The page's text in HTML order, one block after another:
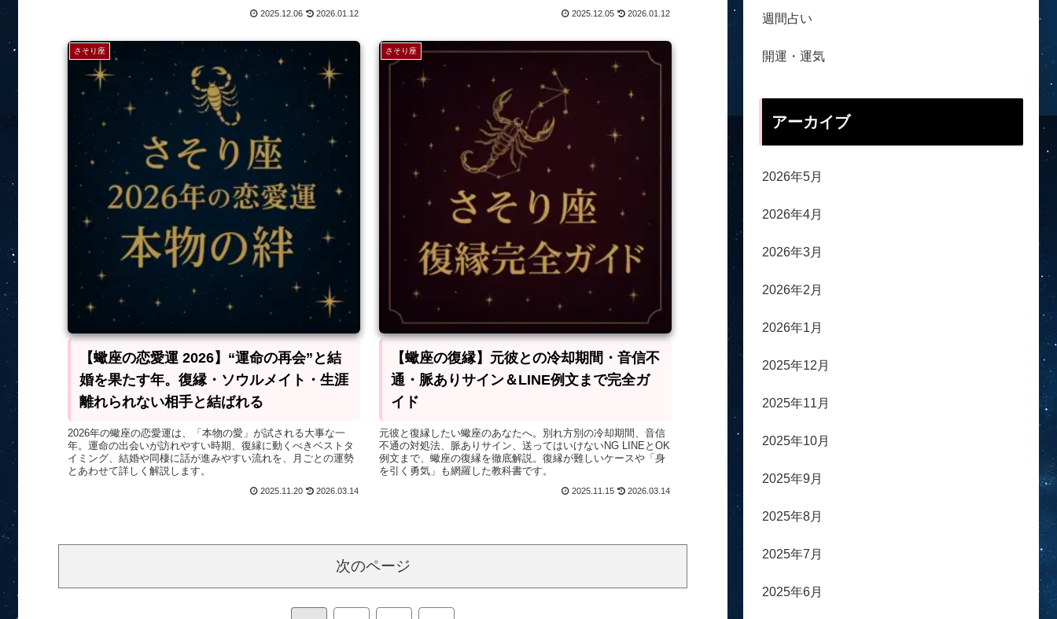
2025.12.06 2026.01.12 2025.12.05 2026.01.12
さそり座
【蠍座の恋愛運 2026】“運命の再会”と結
婚を果たす年。復縁・ソウルメイト・生涯
離れられない相手と結ばれる
2026年の蠍座の恋愛運は、「本物の愛」が試される大事な一
年。運命の出会いが訪れやすい時期、復縁に動くべきベストタ
イミング、結婚や同棲に話が進みやすい流れを、月ごとの運勢
とあわせて詳しく解説します。
2025.11.20 2026.03.14
さそり座
【蠍座の復縁】元彼との冷却期間・音信不
通・脈ありサイン＆LINE例文まで完全ガ
イド
元彼と復縁したい蠍座のあなたへ。別れ方別の冷却期間、音信
不通の対処法、脈ありサイン、送ってはいけないNG LINEとOK
例文まで、蠍座の復縁を徹底解説。復縁が難しいケースや「身
を引く勇気」も網羅した教科書です。
2025.11.15 2026.03.14
次のページ
週間占い
開運・運気
アーカイブ
2026年5月
2026年4月
2026年3月
2026年2月
2026年1月
2025年12月
2025年11月
2025年10月
2025年9月
2025年8月
2025年7月
2025年6月